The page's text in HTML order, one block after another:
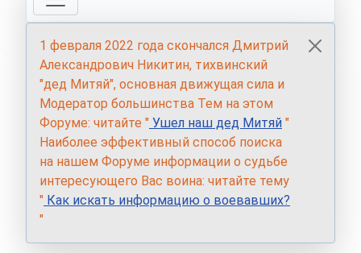
1 февраля 2022 года скончался Дмитрий
Александрович Никитин, тихвинский
"дед Митяй", основная движущая сила и
Модератор большинства Тем на этом
Форуме: читайте " Ушел наш дед Митяй "
Наиболее эффективный способ поиска
на нашем Форуме информации о судьбе
интересующего Вас воина: читайте тему
" Как искать информацию о воевавших?
"